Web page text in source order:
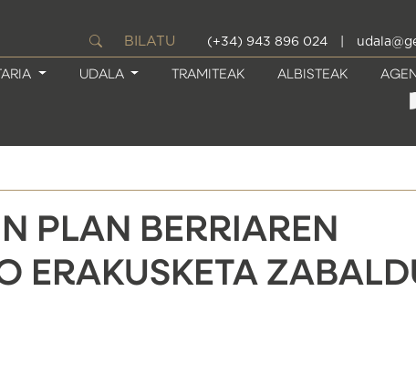
BILATU (+34) 943 896 024
UDALA TRAMITEAK ALBISTEAK
PLAN BERRIAREN
ERAKUSKETA